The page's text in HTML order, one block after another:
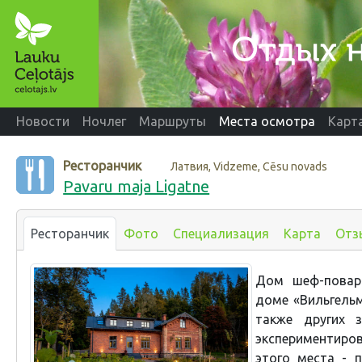
Новости Ночлег Маршруты Места осмотра
Ресторанчик Латвия, Vidzeme, Cēsu novads
Pavaru maja Ligatne
Ресторанчик Фото Специализация Карта
Дом шеф-
доме
также других
этого места -